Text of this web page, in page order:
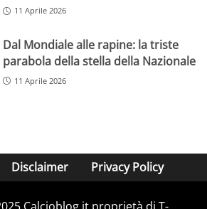
11 Aprile 2026
Dal Mondiale alle rapine: la triste
parabola della stella della Nazionale
11 Aprile 2026
Disclaimer Privacy Policy
Calcioblog.it proprietà di T-